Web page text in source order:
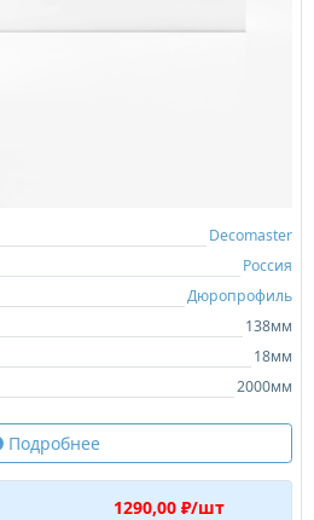
Decomaster
Россия
Дюропрофиль
138мм
18мм
2000мм
Подробнее
1290,00 ₽/шт